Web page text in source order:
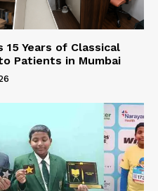
15 Years of Classical
Patients in Mumbai